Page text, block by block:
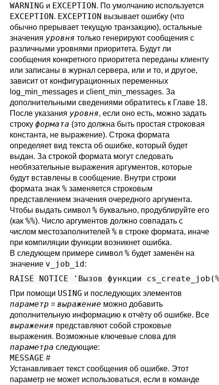
WARNING и EXCEPTION. По умолчанию используется
EXCEPTION. EXCEPTION вызывает ошибку (что
обычно прерывает текущую транзакцию), остальные
значения уровня только генерируют сообщения с
различными уровнями приоритета. Будут ли
сообщения конкретного приоритета переданы клиенту
или записаны в журнал сервера, или и то, и другое,
зависит от конфигурационных переменных
log_min_messages и client_min_messages. За
дополнительными сведениями обратитесь к Главе 18.
После указания уровня, если оно есть, можно задать
строку формата (это должна быть простая строковая
константа, не выражение). Строка формата
определяет вид текста об ошибке, который будет
выдан. За строкой формата могут следовать
необязательные выражения аргументов, которые
будут вставлены в сообщение. Внутри строки
формата знак % заменяется строковым
представлением значения очередного аргумента.
Чтобы выдать символ % буквально, продублируйте его
(как %%). Число аргументов должно совпадать с
числом местозаполнителей % в строке формата, иначе
при компиляции функции возникнет ошибка.
В следующем примере символ % будет заменён на
значение v_job_id:
RAISE NOTICE 'Вызов функции
При помощи USING и последующих элементов
параметр = выражение можно добавить
дополнительную информацию к отчёту об ошибке. Все
выражения представляют собой строковые
выражения. Возможные ключевые слова для
параметра следующие:
MESSAGE #
Устанавливает текст сообщения об ошибке. Этот
параметр не может использоваться, если в команде